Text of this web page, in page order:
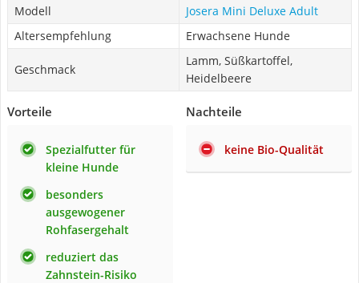
Modell
Josera Mini Deluxe Adult
Altersempfehlung
Erwachsene Hunde
Geschmack
Lamm, Süßkartoffel,
Heidelbeere
Vorteile
Spezialfutter für
kleine Hunde
besonders
ausgewogener
Rohfasergehalt
reduziert das
Zahnstein-Risiko
Nachteile
keine Bio-Qualität